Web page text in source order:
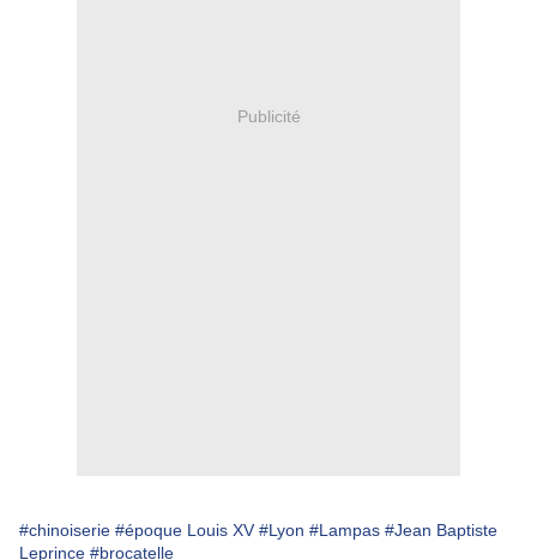
Publicité
#chinoiserie #époque Louis XV #Lyon #Lampas #Jean Baptiste
Leprince #brocatelle